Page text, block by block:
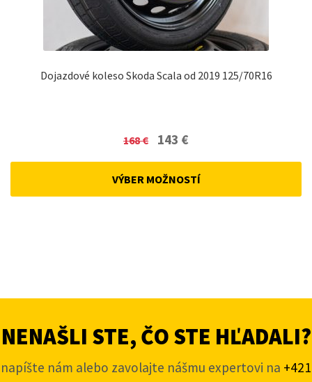
Dojazdové koleso Skoda Scala od 2019 125/70R16
168€
Original
was:
143 €Current
VÝBER MOŽNOSTÍ
NENAŠLI STE, ČO STE HĽADALI?
napíšte nám alebo zavolajte nášmu expertovi na +421